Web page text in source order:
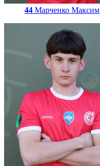
44 Марченко Максим